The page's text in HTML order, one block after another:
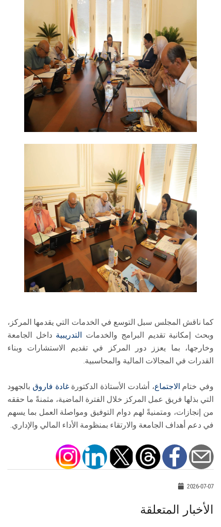
كما ناقش المجلس سبل التوسع في الخدمات التي يقدمها المركز،
وبحث إمكانية تقديم البرامج والخدمات
التدريبية داخل الجامعة
وخارجها، بما يعزز دور المركز في تقديم الاستشارات وبناء
القدرات في المجالات المالية والمحاسبية.
وفي ختام الاجتماع، أشادت الأستاذة الدكتورة غادة فاروق بالجهود
التي بذلها فريق عمل المركز خلال الفترة الماضية، مثمنةً ما حققه
من إنجازات، ومتمنيةً لهم دوام التوفيق ومواصلة العمل بما يسهم
في دعم أهداف الجامعة والارتقاء بمنظومة الأداء المالي والإداري.
2026-07-07
الأخبار المتعلقة